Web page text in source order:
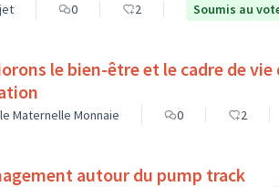
0 2 Soumis au
le bien-être et le cadre de
Maternelle Monnaie 0 2
autour du pump track